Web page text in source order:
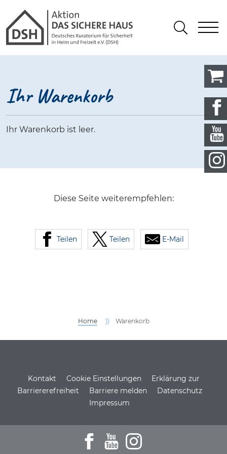
Gathmann Michaelis und
Suchen
Ihr Warenkorb
Ihr Warenkorb ist leer.
Diese Seite weiterempfehlen:
Teilen Teilen E-Mail
Home Warenkorb
Service Informationen
Kontakt Cookie Einstellungen
Erklärung zur
Barriererefreiheit
Barriere melden
Datenschutz
Impressum
Zum Facebookprofil der DSH
Zu den Youtube-Filmen der
Zum Instagramprofil der